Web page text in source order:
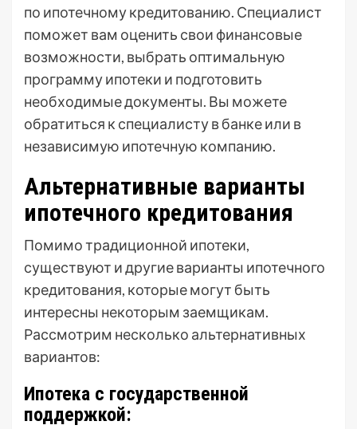
по ипотечному кредитованию. Специалист
поможет вам оценить свои финансовые
возможности, выбрать оптимальную
программу ипотеки и подготовить
необходимые документы. Вы можете
обратиться к специалисту в банке или в
независимую ипотечную компанию.
Альтернативные варианты
ипотечного кредитования
Помимо традиционной ипотеки,
существуют и другие варианты ипотечного
кредитования, которые могут быть
интересны некоторым заемщикам.
Рассмотрим несколько альтернативных
вариантов:
Ипотека с государственной
поддержкой: